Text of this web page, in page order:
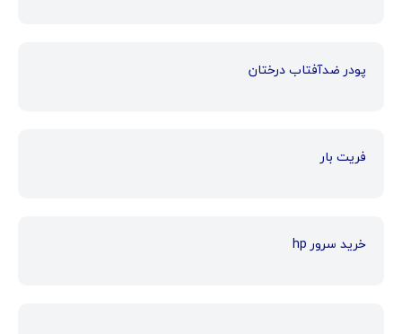
پودر ضدآفتاب درختان
فریت بار
خرید سرور hp